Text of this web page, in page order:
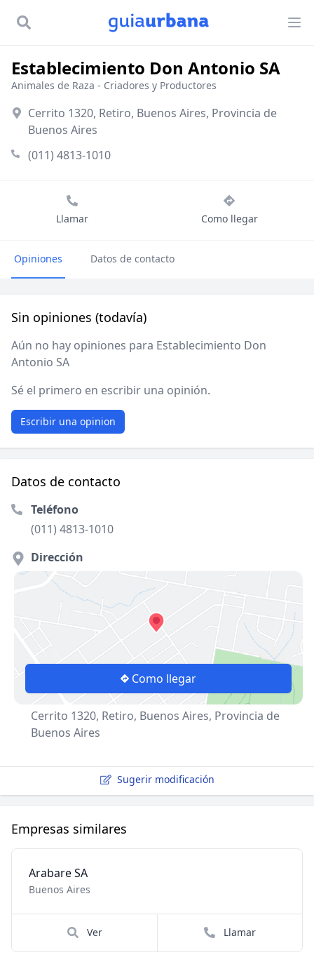
Establecimiento Don Antonio SA
Animales de Raza - Criadores y Productores
Cerrito 1320, Retiro, Buenos Aires, Provincia de
Buenos Aires
(011) 4813-1010
Llamar Como llegar
Opiniones Datos de contacto
Sin opiniones (todavía)
Aún no hay opiniones para Establecimiento Don
Antonio SA
Sé el primero en escribir una opinión.
Escribir una opinion
Datos de contacto
Teléfono
(011) 4813-1010
Dirección
Como llegar
Cerrito 1320, Retiro, Buenos Aires, Provincia de
Buenos Aires
Sugerir modificación
Empresas similares
Arabare SA
Buenos Aires
Ver Llamar